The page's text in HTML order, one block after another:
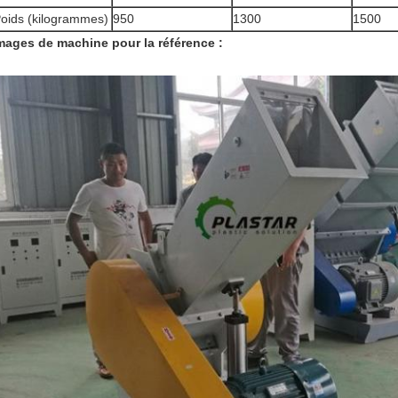
(kilogrammes) 950 1300
1500
de machine pour la référence :